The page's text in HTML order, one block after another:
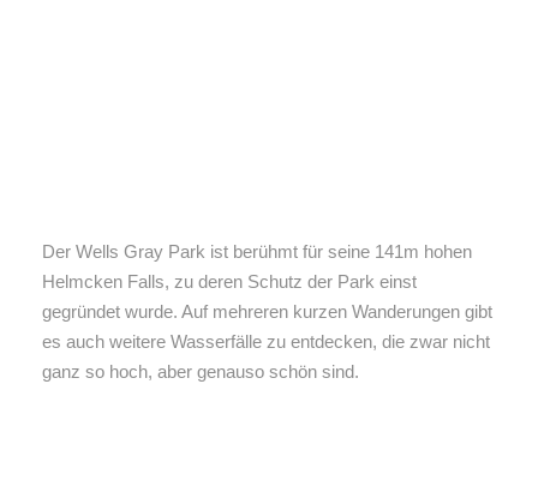
Der Wells Gray Park ist berühmt für seine 141m hohen
Helmcken Falls, zu deren Schutz der Park einst
gegründet wurde. Auf mehreren kurzen Wanderungen gibt
es auch weitere Wasserfälle zu entdecken, die zwar nicht
ganz so hoch, aber genauso schön sind.